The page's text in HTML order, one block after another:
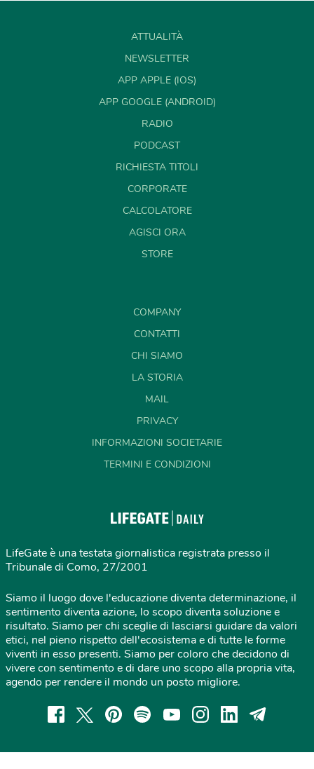
ATTUALITÀ
NEWSLETTER
APP APPLE (IOS)
APP GOOGLE (ANDROID)
RADIO
PODCAST
RICHIESTA TITOLI
CORPORATE
CALCOLATORE
AGISCI ORA
STORE
COMPANY
CONTATTI
CHI SIAMO
LA STORIA
MAIL
PRIVACY
INFORMAZIONI SOCIETARIE
TERMINI E CONDIZIONI
LifeGate è una testata giornalistica registrata presso il
Tribunale di Como, 27/2001
Siamo il luogo dove l'educazione diventa determinazione, il
sentimento diventa azione, lo scopo diventa soluzione e
risultato. Siamo per chi sceglie di lasciarsi guidare da valori
etici, nel pieno rispetto dell'ecosistema e di tutte le forme
viventi in esso presenti. Siamo per coloro che decidono di
vivere con sentimento e di dare uno scopo alla propria vita,
agendo per rendere il mondo un posto migliore.